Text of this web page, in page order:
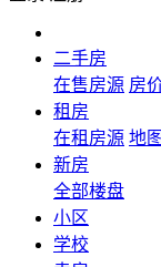
二手房
在售房源 房
租房
在租房源 地
新房
全部楼盘
小区
学校